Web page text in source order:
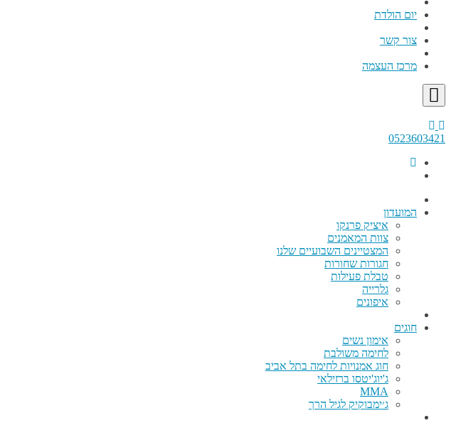
יום הולדת
צור קשר
מרכז העצמה
0523603421
המועדון
איציק פרנקו
צוות המאמנים
המצטיינים השבועיים שלנו
חגורות שחורות
טבלת פעילות
גלרייה
איפונים
חוגים
אימון נשים
לחימה משולבת
חוג אמנויות לחימה בתל אביב
ג'יוג'יטסו ברזילאי
MMA
ג׳ימבוקיק לגיל הרך